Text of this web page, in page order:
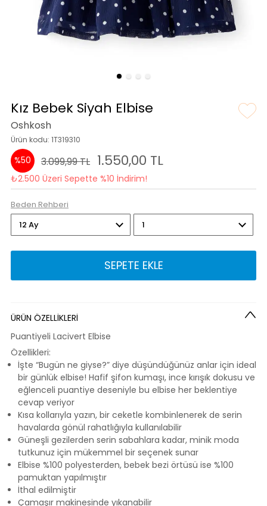
Kız Bebek Siyah Elbise
Oshkosh
Ürün kodu: 1T319310
%50 3.099,99 TL 1.550,00 TL
₺2.500 Üzeri Sepette %10 İndirim!
Beden Rehberi
SEPETE EKLE
ÜRÜN ÖZELLİKLERİ
Puantiyeli Lacivert Elbise
Özellikleri:
İşte “Bugün ne giyse?” diye düşündüğünüz anlar için ideal
bir günlük elbise! Hafif şifon kumaşı, ince kırışık dokusu ve
eğlenceli puantiye deseniyle bu elbise her beklentiye
cevap veriyor
Kısa kollarıyla yazın, bir ceketle kombinlenerek de serin
havalarda gönül rahatlığıyla kullanılabilir
Güneşli gezilerden serin sabahlara kadar, minik moda
tutkunuz için mükemmel bir seçenek sunar
Elbise %100 polyesterden, bebek bezi örtüsü ise %100
pamuktan yapılmıştır
İthal edilmiştir
Çamaşır makinesinde yıkanabilir